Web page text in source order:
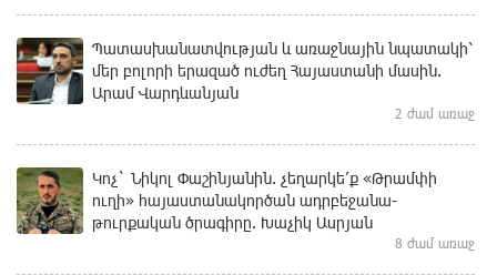
Պատասխանատվության և առաջնային նպատակի՝
մեր բոլորի երազած ուժեղ Հայաստանի մասին.
Արամ Վարդևանյան
2 ժամ առաջ
Կոչ` Նիկոլ Փաշինյանին. չեղարկե՛ք «Թրամփի
ուղի» հայաստանակործան ադրբեջանա-
թուրքական ծրագիրը. Խաչիկ Ասրյան
8 ժամ առաջ